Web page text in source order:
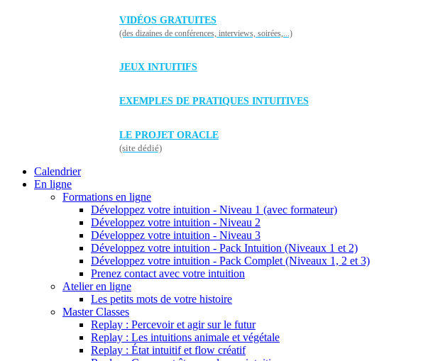
VIDÉOS GRATUITES
(des dizaines de conférences, interviews, soirées,...)
JEUX INTUITIFS
EXEMPLES DE PRATIQUES INTUITIVES
LE PROJET ORACLE
(site dédié)
Calendrier
En ligne
Formations en ligne
Développez votre intuition - Niveau 1 (avec formateur)
Développez votre intuition - Niveau 2
Développez votre intuition - Niveau 3
Développez votre intuition - Pack Intuition (Niveaux 1 et 2)
Développez votre intuition - Pack Complet (Niveaux 1, 2 et 3)
Prenez contact avec votre intuition
Atelier en ligne
Les petits mots de votre histoire
Master Classes
Replay : Percevoir et agir sur le futur
Replay : Les intuitions animale et végétale
Replay : État intuitif et flow créatif